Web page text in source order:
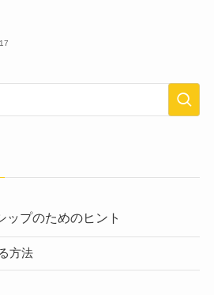
ップのためのヒント
方法